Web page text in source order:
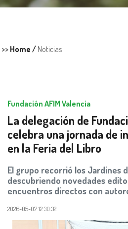
>> Home / Noticias
Fundación AFIM Valencia
La delegación de
celebra una jornada de
en la Feria del Libro
El grupo recorrió los Jardines
descubriendo novedades
encuentros directos con
2026-05-07 12:30:32